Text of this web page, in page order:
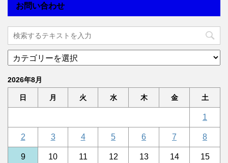
お問い合わせ
2026年8月
日 月 火 水 木 金 土
1
2 3 4 5 6 7 8
9 10 11 12 13 14 15